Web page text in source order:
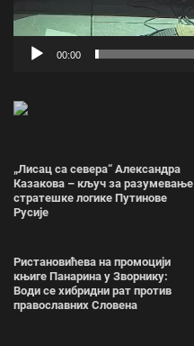
00:00
„Лисац са севера“ Александра
Казакова – кључ за разумевање
стратешке логике Путинове
Русије
Ристановићева на промоцији
књиге Панарина у Зворнику:
Води се хибридни рат против
православних Словена